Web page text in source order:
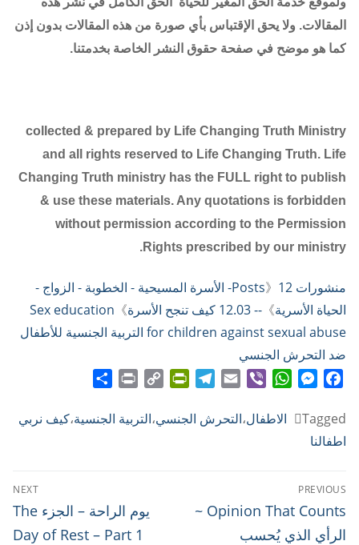
المقالات. ولا يحق الإقتباس بأي صورة من هذه المقالات بدون إذن
كما هو موضح في صفحة حقوق النشر الخاصة بخدمتنا.
collected & prepared by Life Changing Truth Ministry
and all rights reserved to Life Changing Truth. Life
Changing Truth ministry has the FULL right to publish
& use these materials. Any quotations is forbidden
without permission according to the Permission
Rights prescribed by our ministry
.
منشورات Posts 》
12- الأسرة المسيحية - الخطوبة - الزواج -
الحياة الأسرية》 -- 12.03 كيف تنجح الأسرة 》
Sex education
for children against sexual abuse التربية الجنسية للأطفال
ضد التحرش الجنسي
Link
Tagged
الاطفال،التحرش الجنسي،التربية الجنسية،كيف نربي
اطفالنا
تصفّح
المقالات
PREVIOUS
Previous
post:
Opinion That Counts ~
الرأي الذي يُحسب
NEXT
Next
post:
يوم الراحة – الجزء The
Day of Rest – Part 1